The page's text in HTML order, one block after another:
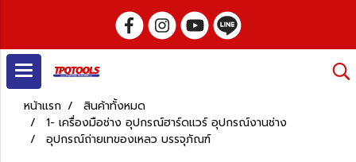
หน้าแรก
สินค้าทั้งหมด
1- เครื่องมือช่าง อุปกรณ์ฮาร์ดแวร์ อุปกรณ์งานช่าง
อุปกรณ์ถ่ายเทของเหลว บรรจุภัณฑ์